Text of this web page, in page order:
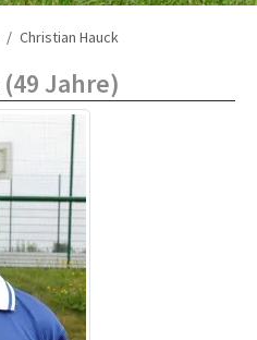
Christian Hauck
(49 Jahre)